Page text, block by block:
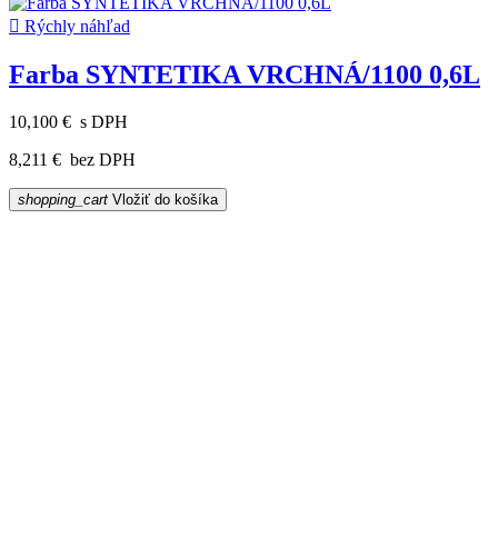
 Rýchly náhľad
Farba SYNTETIKA VRCHNÁ/1100 0,6L
10,100 € s DPH
8,211 € bez DPH
shopping_cart Vložiť do košíka